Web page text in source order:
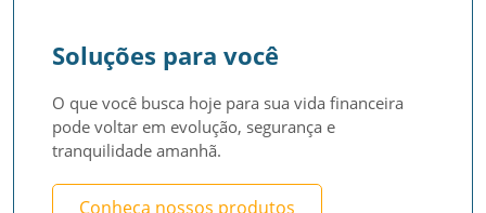
Soluções para você
O que você busca hoje para sua vida financeira
pode voltar em evolução, segurança e
tranquilidade amanhã.
Conheça nossos produtos